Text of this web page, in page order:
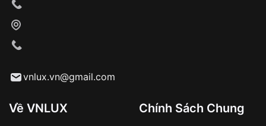
Từ khóa SEO:
vnlux.vn@gmail.com
Về VNLUX Chính Sách Chung